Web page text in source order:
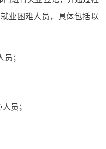
业困难人员，具体包括以
；
员；